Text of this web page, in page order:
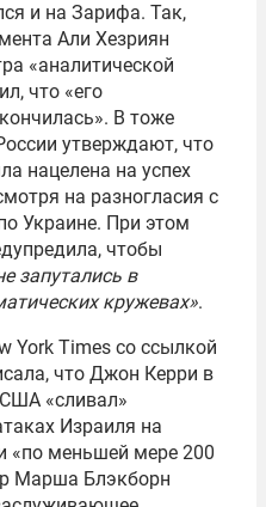
и на Зарифа. Так,
Али Хезриян
«аналитической
что «его
В тоже
утверждают, что
нацелена на успех
на разногласия с
Украине. При этом
чтобы
запутались в
кружевах».
York Times со ссылкой
что Джон Керри в
«сливал»
Израиля на
«по меньшей мере 200
Марша Блэкборн